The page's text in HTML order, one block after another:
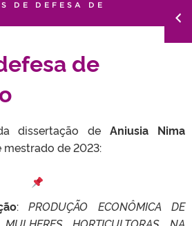
DE DEFESA DE
de
dissertação deAniusia Nima
mestrado de 2023:
:PRODUÇÃO ECONÔMICA DE